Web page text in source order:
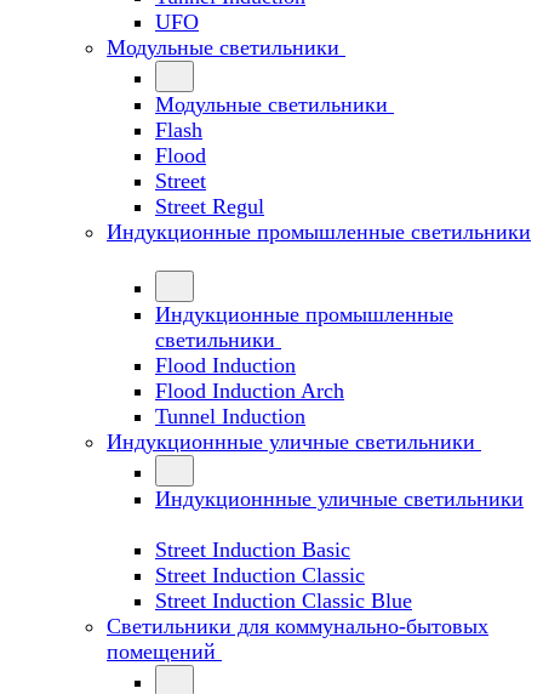
UFO
Модульные светильники
Модульные светильники
Flash
Flood
Street
Street Regul
Индукционные промышленные светильники
Индукционные промышленные
светильники
Flood Induction
Flood Induction Arch
Tunnel Induction
Индукционнные уличные светильники
Индукционнные уличные светильники
Street Induction Basic
Street Induction Classic
Street Induction Classic Blue
Светильники для коммунально-бытовых
помещений